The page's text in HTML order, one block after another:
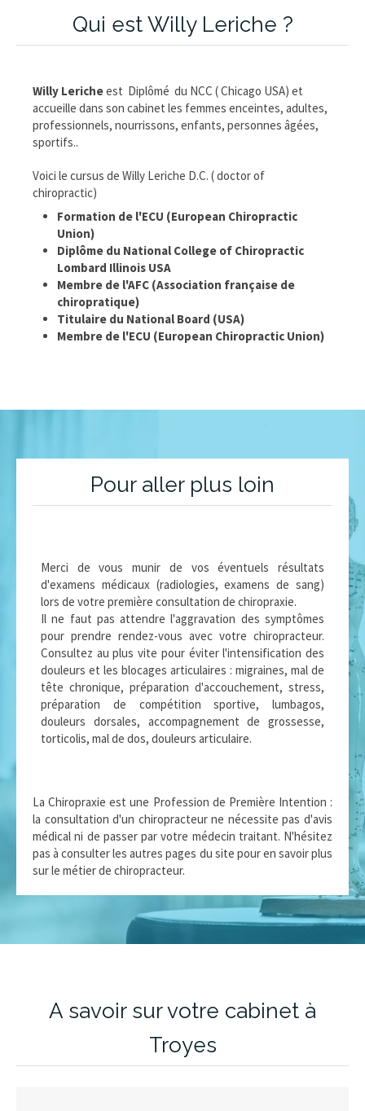
Qui est Willy Leriche ?
Willy Lericheest Diplômé du NCC ( Chicago USA) et
accueille dans son cabinet les femmes enceintes, adultes,
professionnels, nourrissons, enfants, personnes âgées,
sportifs..
Voici le cursus de Willy Leriche D.C. ( doctor of
chiropractic)
Formation de l'ECU (European Chiropractic
Union)
Diplôme du National College of Chiropractic
Lombard Illinois USA
Membre de l'AFC (Association française de
chiropratique)
Titulaire du National Board (USA)
Membre de l'ECU (European Chiropractic Union)
Pour aller plus loin
Merci de vous munir de vos éventuels résultats
d'examens médicaux (radiologies, examens de sang)
lors de votre première consultation de chiropraxie.
Il ne faut pas attendre l'aggravation des symptômes
pour prendre rendez-vous avec votre chiropracteur.
Consultez au plus vite pour éviter l'intensification des
douleurs et les blocages articulaires : migraines, mal de
tête chronique, préparation d'accouchement, stress,
préparation de compétition sportive, lumbagos,
douleurs dorsales, accompagnement de grossesse,
torticolis, mal de dos, douleurs articulaire.
La Chiropraxie est une Profession de Première Intention :
la consultation d'un chiropracteur ne nécessite pas d'avis
médical ni de passer par votre médecin traitant. N'hésitez
pas à consulter les autres pages du site pour en savoir plus
sur le métier de chiropracteur.
A savoir sur votre cabinet à
Troyes